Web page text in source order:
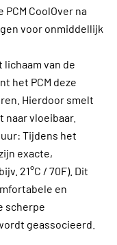
CoolOver na
voor onmiddellijk
van de
het PCM deze
Hierdoor smelt
naar vloeibaar.
Tijdens het
exacte,
21°C / 70F). Dit
en
scherpe
geassocieerd.